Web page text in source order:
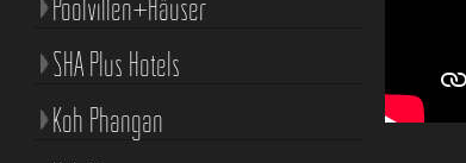
SHA Plus Hotels
Koh Phangan